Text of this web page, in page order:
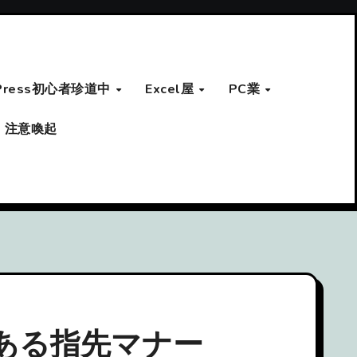
初心者珍道中 Excel屋 PC業
注意喚起
る指先マナー